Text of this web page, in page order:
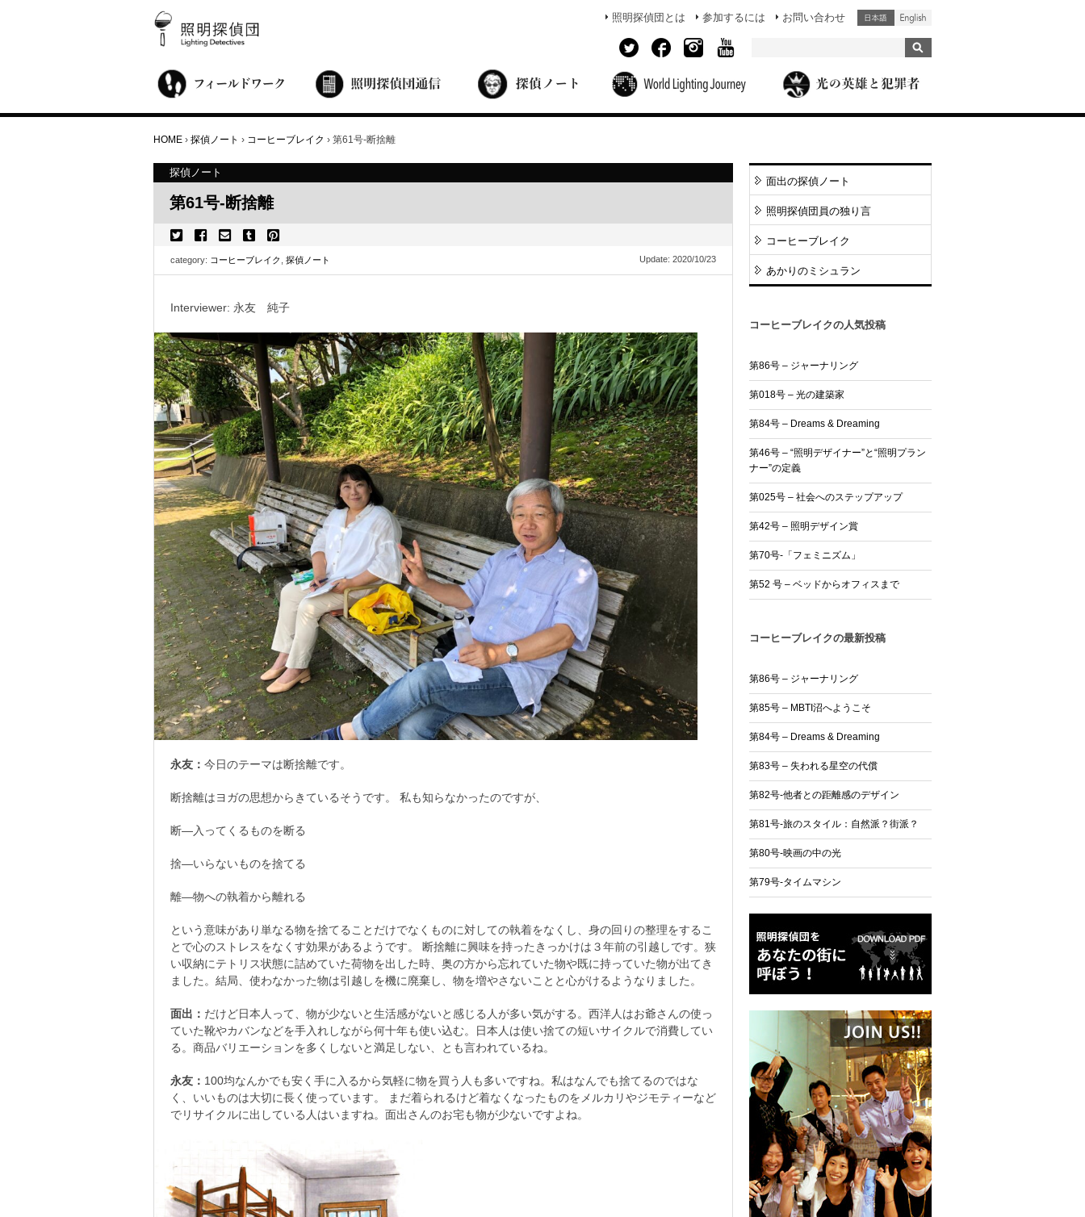
照明探偵団とは 参加するには お問い合わせ
街歩き・サロン
世界都市照明調査
こどもワークショップ
ライトアップニンジャ
夜景ウォッチングツアー
100万人のキャンドルナイト
オンライン活動
アニュアルフォーラム
その他の活動 面出の探偵ノート
照明探偵団員の独り言
コーヒーブレイク
あかりのミシュラン
HOME › 探偵ノート › コーヒーブレイク › 第61号-断捨離
探偵ノート
第61号-断捨離
category: コーヒーブレイク 探偵ノート Update: 2020/10/23
Interviewer: 永友 純子
永友： 今日のテーマは断捨離です。
断捨離はヨガの思想からきているそうです。 私も知らなかったのですが、
断―入ってくるものを断る
捨―いらないものを捨てる
離―物への執着から離れる
という意味があり単なる物を捨てることだけでなくものに対しての執着をなくし、身の回りの整理をするこ
とで心のストレスをなくす効果があるようです。 断捨離に興味を持ったきっかけは３年前の引越しです。狭
い収納にテトリス状態に詰めていた荷物を出した時、奥の方から忘れていた物や既に持っていた物が出てき
ました。結局、使わなかった物は引越しを機に廃棄し、物を増やさないことと心がけるようなりました。
面出： だけど日本人って、物が少ないと生活感がないと感じる人が多い気がする。西洋人はお爺さんの使っ
ていた靴やカバンなどを手入れしながら何十年も使い込む。日本人は使い捨ての短いサイクルで消費してい
る。商品バリエーションを多くしないと満足しない、とも言われているね。
永友： 100均なんかでも安く手に入るから気軽に物を買う人も多いですね。私はなんでも捨てるのではな
く、いいものは大切に長く使っています。 まだ着られるけど着なくなったものをメルカリやジモティーなど
でリサイクルに出している人はいますね。面出さんのお宅も物が少ないですよね。
面出の探偵ノート
照明探偵団員の独り言
コーヒーブレイク
あかりのミシュラン
コーヒーブレイクの人気投稿
第86号 – ジャーナリング
第018号 – 光の建築家
第84号 – Dreams & Dreaming
第46号 – “照明デザイナー”と“照明プラン
ナー”の定義
第025号 – 社会へのステップアップ
第42号 – 照明デザイン賞
第70号-「フェミニズム」
第52 号 – ベッドからオフィスまで
コーヒーブレイクの最新投稿
第86号 – ジャーナリング
第85号 – MBTI沼へようこそ
第84号 – Dreams & Dreaming
第83号 – 失われる星空の代償
第82号-他者との距離感のデザイン
第81号-旅のスタイル：自然派？街派？
第80号-映画の中の光
第79号-タイムマシン